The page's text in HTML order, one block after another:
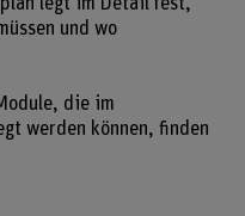
und wo
die im
werden können, finden